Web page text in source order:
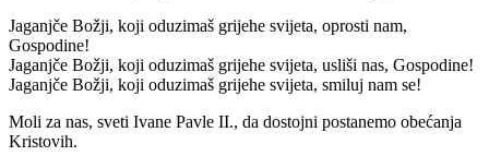
Jaganjče Božji, koji oduzimaš grijehe svijeta, oprosti nam,
Gospodine!
Jaganjče Božji, koji oduzimaš grijehe svijeta, usliši nas, Gospodine!
Jaganjče Božji, koji oduzimaš grijehe svijeta, smiluj nam se!
Moli za nas, sveti Ivane Pavle II., da dostojni postanemo obećanja
Kristovih.